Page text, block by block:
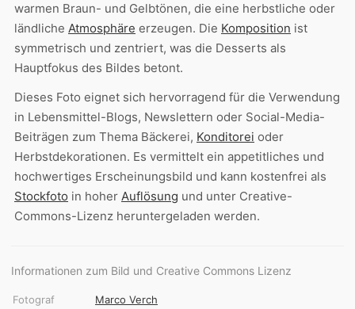
warmen Braun- und Gelbtönen, die eine herbstliche oder
ländliche Atmosphäre erzeugen. Die Komposition ist
symmetrisch und zentriert, was die Desserts als
Hauptfokus des Bildes betont.
Dieses Foto eignet sich hervorragend für die Verwendung
in Lebensmittel-Blogs, Newslettern oder Social-Media-
Beiträgen zum Thema Bäckerei, Konditorei oder
Herbstdekorationen. Es vermittelt ein appetitliches und
hochwertiges Erscheinungsbild und kann kostenfrei als
Stockfoto in hoher Auflösung und unter Creative-
Commons-Lizenz heruntergeladen werden.
Informationen zum Bild und Creative Commons Lizenz
Fotograf
Marco Verch